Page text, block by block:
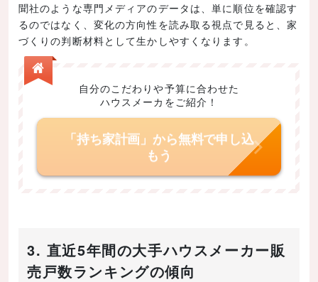
聞社のような専門メディアのデータは、単に順位を確認す
るのではなく、変化の方向性を読み取る視点で見ると、家
づくりの判断材料として生かしやすくなります。
自分のこだわりや予算に合わせた
ハウスメーカをご紹介！
「持ち家計画」から無料で申し込
もう
3. 直近5年間の大手ハウスメーカー販
売戸数ランキングの傾向